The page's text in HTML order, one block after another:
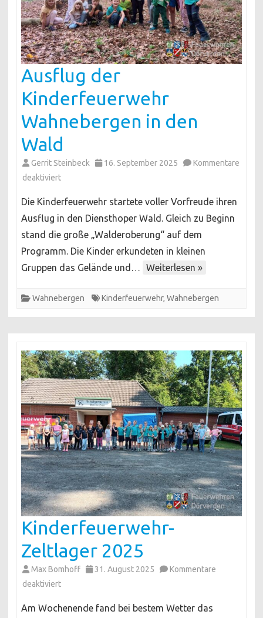
Ausflug der
Kinderfeuerwehr
Wahnebergen in den
Wald
Gerrit Steinbeck 16. September 2025
Kommentare
deaktiviertfür
der
Kinderfeuerwehr
Wahnebergen
in
den
Die Kinderfeuerwehr startete voller Vorfreude ihren
Ausflug in den Diensthoper Wald. Gleich zu Beginn
stand die große „Walderoberung“ auf dem
Programm. Die Kinder erkundeten in kleinen
Gruppen das Gelände und…
Weiterlesen »
Wahnebergen Kinderfeuerwehr, Wahnebergen
Kinderfeuerwehr-
Zeltlager 2025
Max Bomhoff 31. August 2025
Kommentare
deaktiviertfür
Zeltlager
Am Wochenende fand bei bestem Wetter das